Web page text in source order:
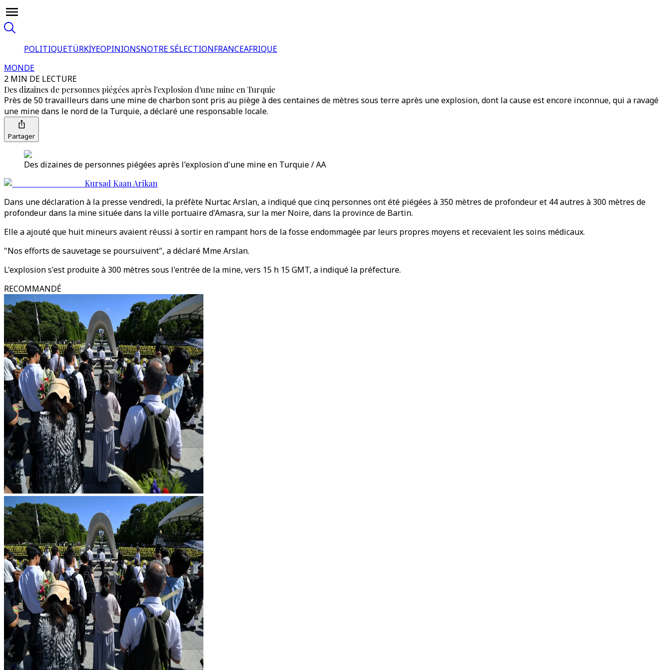
POLITIQUETÜRKİYEOPINIONSNOTRE SÉLECTIONFRANCEAFRIQUE
MONDE
2 MIN DE LECTURE
Des dizaines de personnes piégées après l'explosion d'une mine en Turquie
Près de 50 travailleurs dans une mine de charbon sont pris au piège à des centaines de mètres sous terre après une explosion, dont la cause est encore inconnue, qui a ravagé
une mine dans le nord de la Turquie, a déclaré une responsable locale.
Partager
Des dizaines de personnes piégées après l'explosion d'une mine en Turquie / AA
Kursad Kaan Arikan
Dans une déclaration à la presse vendredi, la préfète Nurtac Arslan, a indiqué que cinq personnes ont été piégées à 350 mètres de profondeur et 44 autres à 300 mètres de
profondeur dans la mine située dans la ville portuaire d'Amasra, sur la mer Noire, dans la province de Bartin.
Elle a ajouté que huit mineurs avaient réussi à sortir en rampant hors de la fosse endommagée par leurs propres moyens et recevaient les soins médicaux.
"Nos efforts de sauvetage se poursuivent", a déclaré Mme Arslan.
L'explosion s'est produite à 300 mètres sous l'entrée de la mine, vers 15 h 15 GMT, a indiqué la préfecture.
RECOMMANDÉ